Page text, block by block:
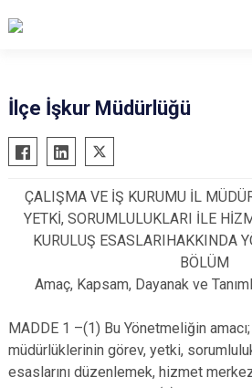
Gebze
Gölcük
Kandıra
Karamürsel
Derince
İzmit
İlçe İşkur Müdürlüğü
ÇALIŞMA VE İŞ KURUMU İL
YETKİ, SORUMLULUKLARI İLE
KURULUŞ ESASLARIHAKKINDA
BÖLÜM
Amaç, Kapsam, Dayanak ve
MADDE 1 –(1) Bu Yönetmeliğin
müdürlüklerinin görev, yetki,
esaslarını düzenlemek, hizmet